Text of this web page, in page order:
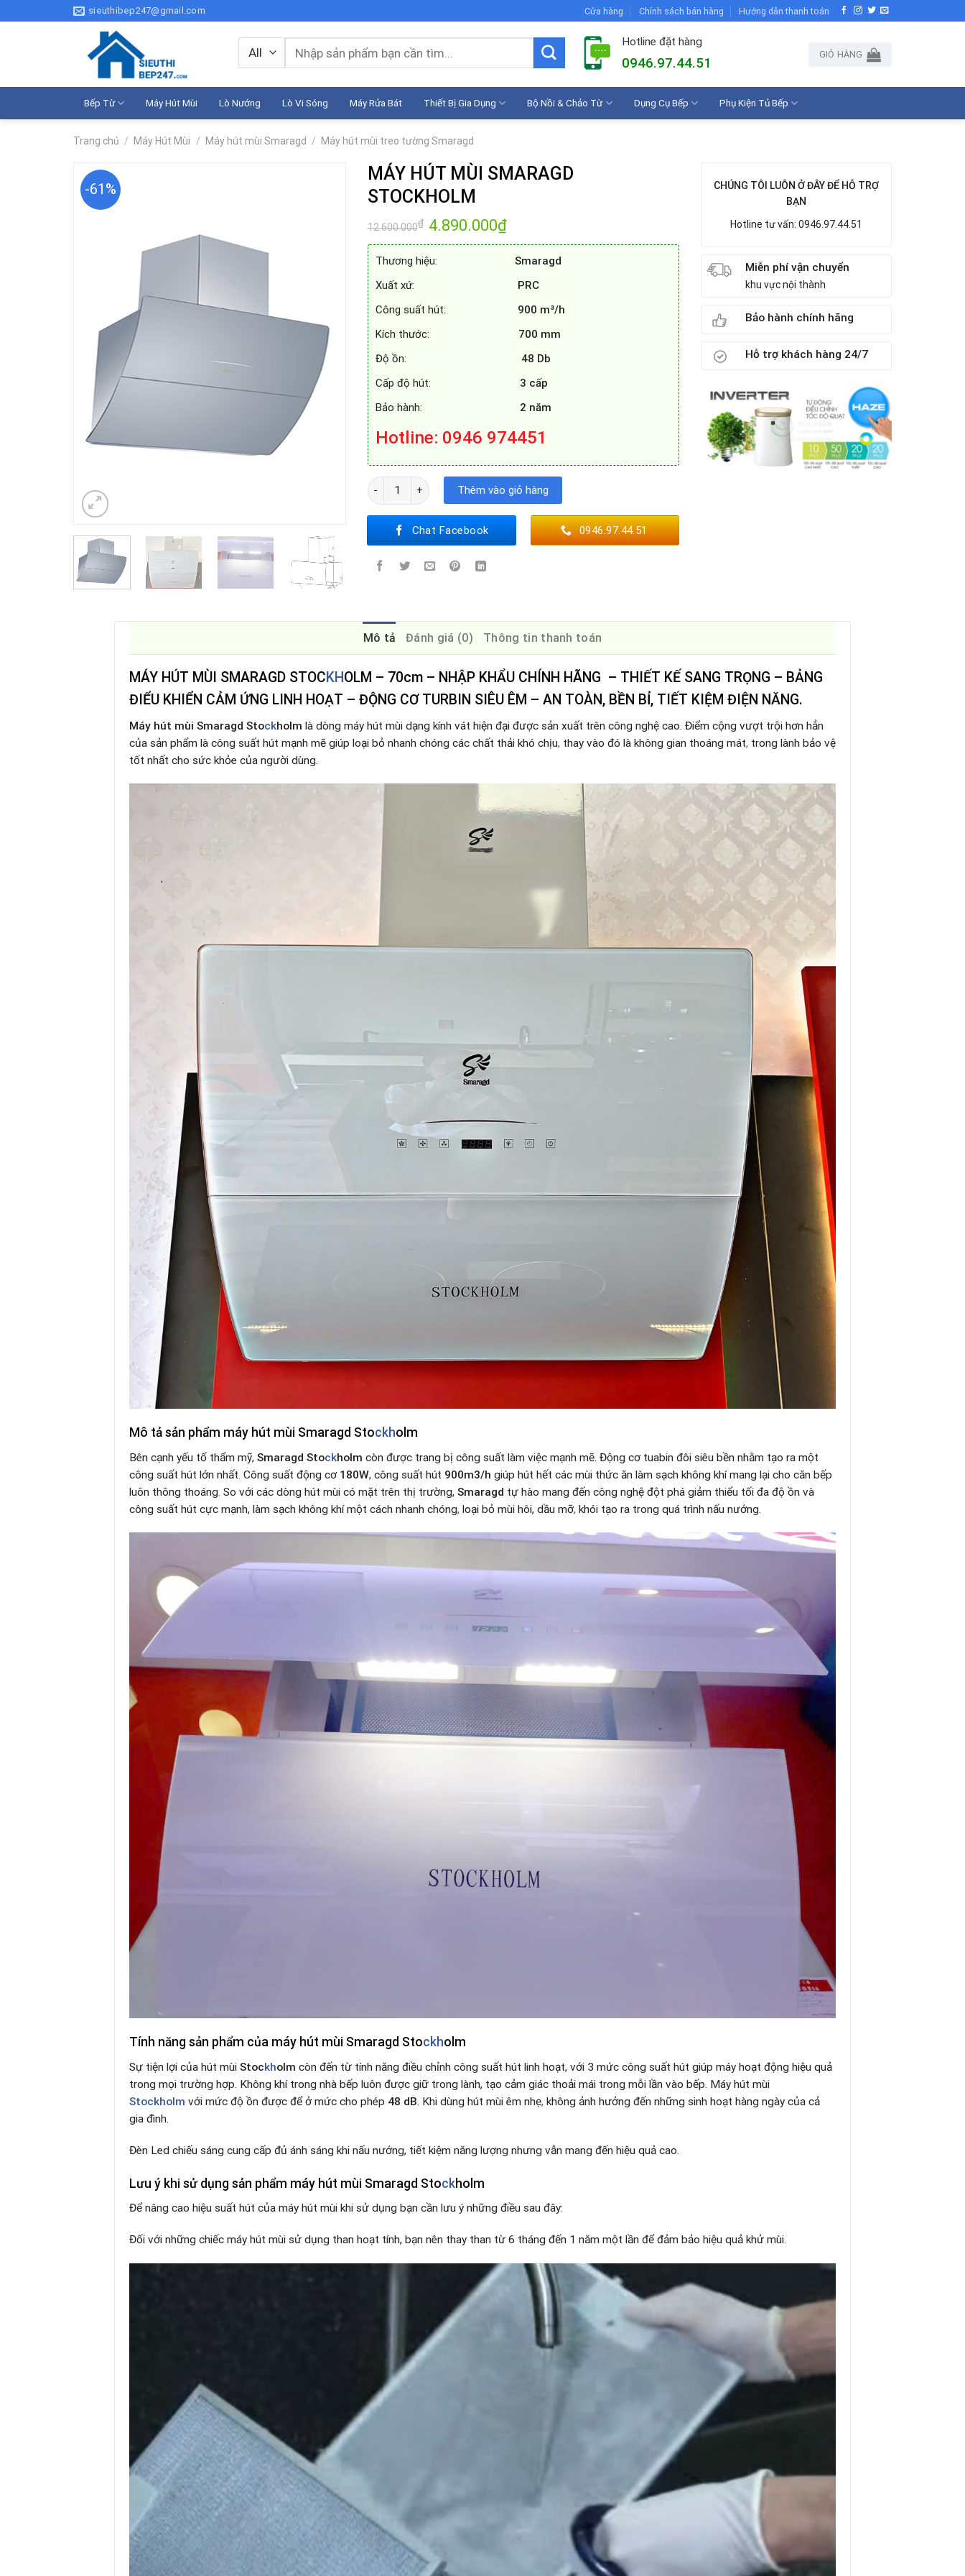
to
sieuthibep247@gmail.com Cửa hàng Chính sách bán hàng Hướng dẫn thanh toán
Tìm
kiếm:
Hotline đặt hàng
0946.97.44.51
GIỎ HÀNG
Bếp Từ Máy Hút Mùi Lò Nướng Lò Vi Sóng Máy Rửa Bát Thiết Bị Gia Dụng Bộ Nồi & Chảo Từ Dụng Cụ Bếp Phụ Kiện Tủ Bếp
Trang chủ / Máy Hút Mùi / Máy hút mùi Smaragd / Máy hút mùi treo tường Smaragd
-61%
MÁY HÚT MÙI SMARAGD
STOCKHOLM
12.600.000₫
Giá
gốc
là:
4.890.000₫Giá
hiện
tại
4.890.000₫.
Thương hiệu: Smaragd
Xuất xứ:
PRC
Công suất hút:
900 m³/h
Kích thước:
700 mm
Độ ồn: 48 Db
Cấp độ hút: 3 cấp
Bảo hành:
2 năm
Hotline: 0946 974451
MÁY HÚT MÙI SMARAGD STOCKHOLM số lượng
Thêm vào giỏ hàng
Chat Facebook 0946.97.44.51
CHÚNG TÔI LUÔN Ở ĐÂY ĐỂ HỖ TRỢ
BẠN
Hotline tư vấn: 0946.97.44.51
Miễn phí vận chuyển
khu vực nội thành
Bảo hành chính hãng
Hỗ trợ khách hàng 24/7
Mô tả Đánh giá (0) Thông tin thanh toán
MÁY HÚT MÙI SMARAGD STOCKHOLM – 70cm – NHẬP KHẨU CHÍNH HÃNG – THIẾT KẾ SANG TRỌNG – BẢNG
ĐIỂU KHIỂN CẢM ỨNG LINH HOẠT – ĐỘNG CƠ TURBIN SIÊU ÊM – AN TOÀN, BỀN BỈ, TIẾT KIỆM ĐIỆN NĂNG.
Máy hút mùi Smaragd Stockholm là dòng máy hút mùi dạng kính vát hiện đại được sản xuất trên công nghệ cao. Điểm cộng vượt trội hơn hẳn
của sản phẩm là công suất hút mạnh mẽ giúp loại bỏ nhanh chóng các chất thải khó chịu, thay vào đó là không gian thoáng mát, trong lành bảo vệ
tốt nhất cho sức khỏe của người dùng.
Mô tả sản phẩm máy hút mùi Smaragd Stockholm
Bên cạnh yếu tố thẩm mỹ, Smaragd Stockholm còn được trang bị công suất làm việc mạnh mẽ. Động cơ tuabin đôi siêu bền nhằm tạo ra một
công suất hút lớn nhất. Công suất động cơ 180W, công suất hút 900m3/h giúp hút hết các mùi thức ăn làm sạch không khí mang lại cho căn bếp
luôn thông thoáng. So với các dòng hút mùi có mặt trên thị trường, Smaragd tự hào mang đến công nghệ đột phá giảm thiểu tối đa độ ồn và
công suất hút cực mạnh, làm sạch không khí một cách nhanh chóng, loại bỏ mùi hôi, dầu mỡ, khói tạo ra trong quá trình nấu nướng.
Tính năng sản phẩm của máy hút mùi Smaragd Stockholm
Sự tiện lợi của hút mùi Stockholm còn đến từ tính năng điều chỉnh công suất hút linh hoạt, với 3 mức công suất hút giúp máy hoạt động hiệu quả
trong mọi trường hợp. Không khí trong nhà bếp luôn được giữ trong lành, tạo cảm giác thoải mái trong mỗi lần vào bếp. Máy hút mùi
Stockholm với mức độ ồn được để ở mức cho phép 48 dB. Khi dùng hút mùi êm nhẹ, không ảnh hưởng đến những sinh hoạt hàng ngày của cả
gia đình.
Đèn Led chiếu sáng cung cấp đủ ánh sáng khi nấu nướng, tiết kiệm năng lượng nhưng vẫn mang đến hiệu quả cao.
Lưu ý khi sử dụng sản phẩm máy hút mùi Smaragd Stockholm
Để nâng cao hiệu suất hút của máy hút mùi khi sử dụng bạn cần lưu ý những điều sau đây:
Đối với những chiếc máy hút mùi sử dụng than hoạt tính, bạn nên thay than từ 6 tháng đến 1 năm một lần để đảm bảo hiệu quả khử mùi.